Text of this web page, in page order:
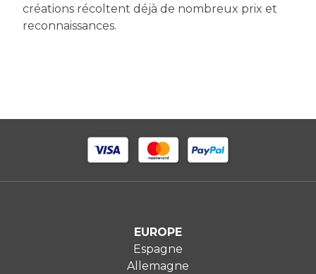
créations récoltent déjà de nombreux prix et
reconnaissances.
EUROPE
Espagne
Allemagne